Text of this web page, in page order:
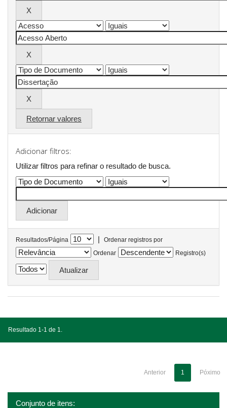
Retornar valores
Adicionar filtros:
Utilizar filtros para refinar o resultado de busca.
Resultados/Página |
Ordenar registros por
Ordenar
Registro(s)
Resultado 1-1 de 1.
Anterior 1 Póximo
Conjunto de itens: